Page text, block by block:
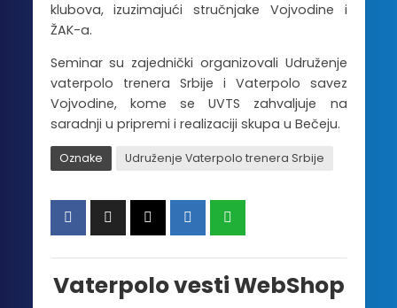
klubova, izuzimajući stručnjake Vojvodine i
ŽAK-a.
Seminar su zajednički organizovali Udruženje
vaterpolo trenera Srbije i Vaterpolo savez
Vojvodine, kome se UVTS zahvaljuje na
saradnji u pripremi i realizaciji skupa u Bečeju.
Oznake Udruženje Vaterpolo trenera Srbije
Vaterpolo vesti WebShop